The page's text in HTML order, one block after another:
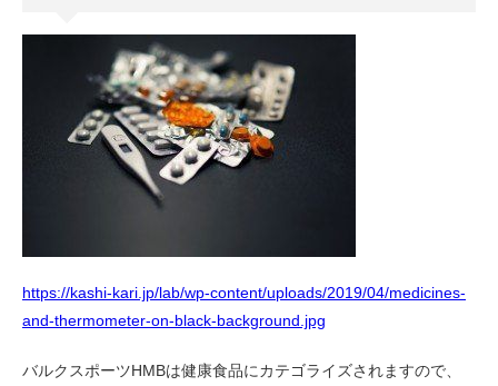
https://kashi-kari.jp/lab/wp-content/uploads/2019/04/medicines-
and-thermometer-on-black-background.jpg
バルクスポーツHMBは健康食品にカテゴライズされますので、